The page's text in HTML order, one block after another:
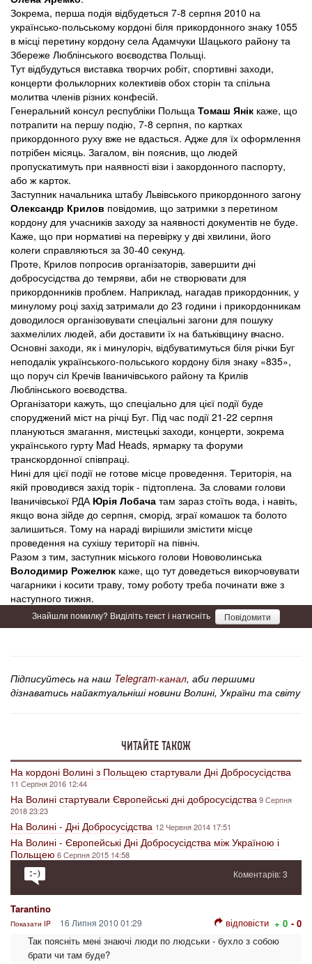
Зокрема, перша подія відбудеться 7-8 серпня 2010 на
українсько-польському кордоні біля прикордонного знаку 1055
в місці перетину кордону села Адамчуки Шацького району та
Збереже Люблінського воєводства Польщі.
Тут відбудуться виставка творчих робіт, спортивні заходи,
концерти фольклорних колективів обох сторін та спільна
молитва членів різних конфесій.
Генеральний консул республіки Польща Томаш Янік каже, що
потрапити на першу подію, 7-8 серпня, по картках
прикордонного руху вже не вдасться. Адже для їх оформлення
потрібен місяць. Загалом, він пояснив, що людей
пропускатимуть при наявності візи і закордонного паспорту,
або ж карток.
Заступник начальника штабу Львівського прикордонного загону
Олександр Крилов повідомив, що затримки з перетином
кордону для учасників заходу за наявності документів не буде.
Каже, що при нормативі на перевірку у дві хвилини, його
колеги справляються за 30-40 секунд.
Проте, Крилов попросив організаторів, завершити дні
добросусідства до темряви, аби не створювати для
прикордонників проблем. Наприклад, нагадав прикордонник, у
минулому році захід затримали до 23 години і прикордонникам
доводилося організовувати спеціальні загони для пошуку
захмелілих людей, аби доставити їх на батьківщину вчасно.
Основні заходи, як і минулоріч, відбуватимуться біля річки Буг
неподалік українського-польського кордону біля знаку «835»,
що поруч сіл Кречів Іваничівського району та Крилів
Люблінського воєводства.
Організатори кажуть, що спеціально для цієї події буде
споруджений міст на річці Буг. Під час події 21-22 серпня
плануються змагання, мистецькі заходи, концерти, зокрема
українського гурту Mad Heads, ярмарку та форуми
транскордонної співпраці.
Нині для цієї події не готове місце проведення. Територія, на
якій проводився захід торік - підтоплена. За словами голови
Іваничівської РДА Юрія Лобача там зараз стоїть вода, і навіть,
якщо вона зійде до серпня, сморід, зграї комашок та болото
залишиться. Тому на нараді вирішили змістити місце
проведення на сухішу території на північ.
Разом з тим, заступник міського голови Нововолинська
Володимир Рожелюк каже, що тут доведеться викорчовувати
чагарники і косити траву, тому роботу треба починати вже з
наступного тижня.
Знайшли помилку? Виділіть текст і натисніть Повідомити
Підписуйтесь на наш Telegram-канал, аби першими
дізнаватись найактуальніші новини Волині, України та світу
ЧИТАЙТЕ ТАКОЖ
На кордоні Волині з Польщею стартували Дні Добросусідства
11 Серпня 2016 12:44
На Волині стартували Європейські дні добросусідства9 Серпня
2018 23:23
На Волині - Дні Добросусідства 12 Червня 2014 17:51
На Волині - Європейські Дні Добросусідства між Україною і
Польщею6 Серпня 2015 14:58
Коментарів: 3
Tarantino
Показати IP 16 Липня 2010 01:29 відповісти + 0 - 0
Так поясніть мені знаючі люди по людськи - бухло з собою
брати чи там буде?